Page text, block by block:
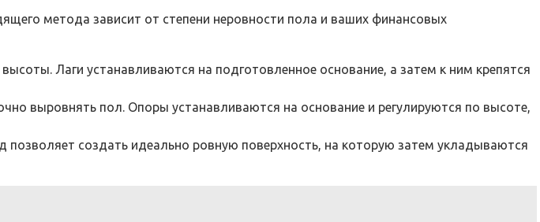
метода зависит от степени неровности пола и ваших финансовых
Лаги устанавливаются на подготовленное основание, а затем к ним крепятся
выровнять пол. Опоры устанавливаются на основание и регулируются по высоте,
позволяет создать идеально ровную поверхность, на которую затем укладываются